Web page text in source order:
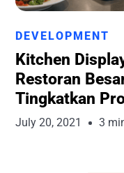
Runchise
DEVELOPMENT
Kitchen
Restoran
Tingkatkan
July 20, 2021 3